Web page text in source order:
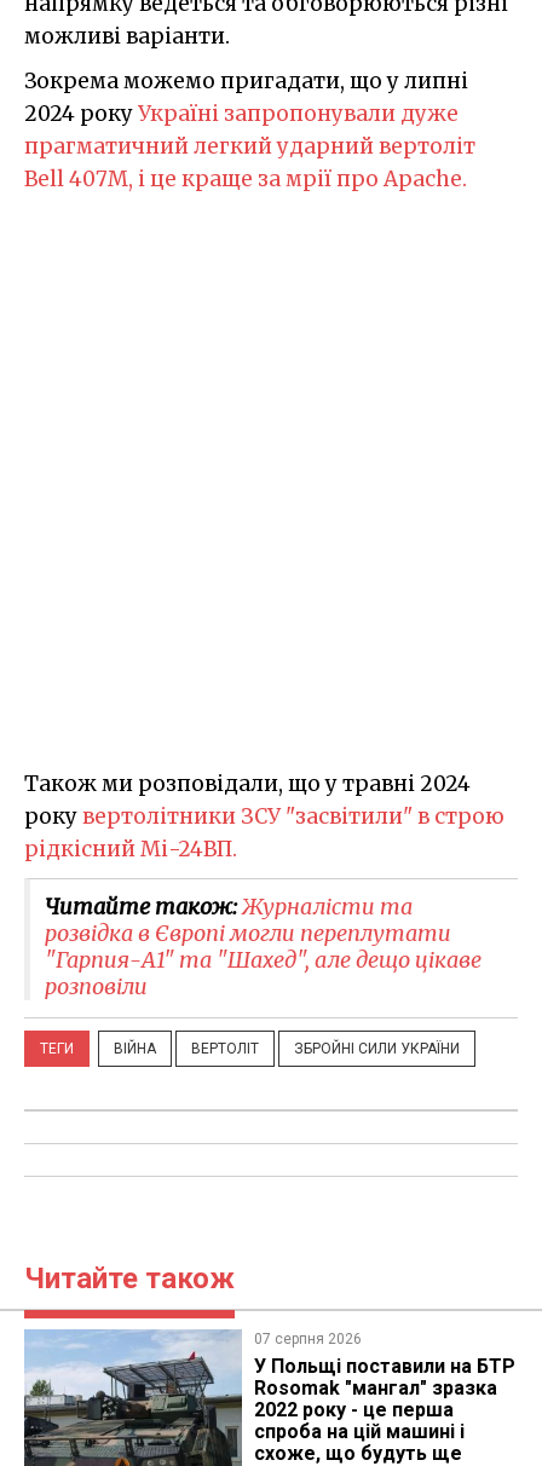
можливі варіанти.
Зокрема можемо пригадати, що у липні
2024 рокуУкраїні запропонували дуже
прагматичний легкий ударний вертоліт
Bell 407M, і це краще за мрії про Apache.
Також ми розповідали, що у травні 2024
рокувертолітники ЗСУ "засвітили" в строю
рідкісний Мі-24ВП.
Читайте також:Журналісти та
розвідка в Європі могли переплутати
"Гарпия-А1" та "Шахед", але дещо цікаве
розповіли
ТЕГИ ВІЙНА ВЕРТОЛІТ ЗБРОЙНІ СИЛИ УКРАЇНИ
Читайте також
07 серпня 2026
У Польщі поставили на БТР
Rosomak "мангал" зразка
2022 року - це перша
спроба на цій машині і
схоже, що будуть ще